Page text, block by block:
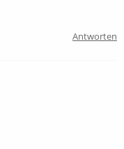
Antworten